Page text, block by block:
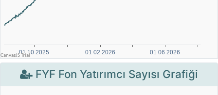
FYF Fon Yatırımcı Sayısı Grafiği